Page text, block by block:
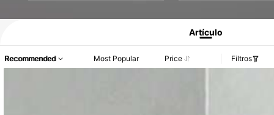
Información del producto: Divulgación de precios, detalles de ventas y
Artículo
Recommended Most Popular Price Filtros